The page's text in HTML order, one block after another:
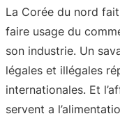
La Corée du nord
faire usage du
son industrie. Un
légales et illégales
internationales. Et
servent a